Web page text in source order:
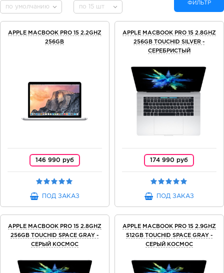
по умолчанию по 15 шт
ФИЛЬТР
APPLE MACBOOK PRO 15 2.2GHZ
256GB
146 990 руб
ПОД ЗАКАЗ
APPLE MACBOOK PRO 15 2.8GHZ
256GB TOUCHID SILVER -
СЕРЕБРИСТЫЙ
174 990 руб
ПОД ЗАКАЗ
APPLE MACBOOK PRO 15 2.8GHZ
256GB TOUCHID SPACE GRAY -
СЕРЫЙ КОСМОС
APPLE MACBOOK PRO 15 2.9GHZ
512GB TOUCHID SPACE GRAY -
СЕРЫЙ КОСМОС